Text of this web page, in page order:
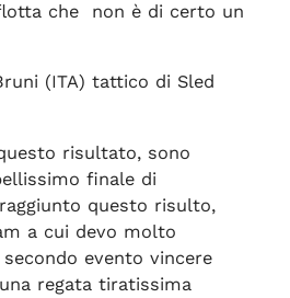
che
non è di certo un
(ITA) tattico di Sled
risultato, sono
finale di
questo risulto,
a cui devo molto
evento vincere
regata tiratissima